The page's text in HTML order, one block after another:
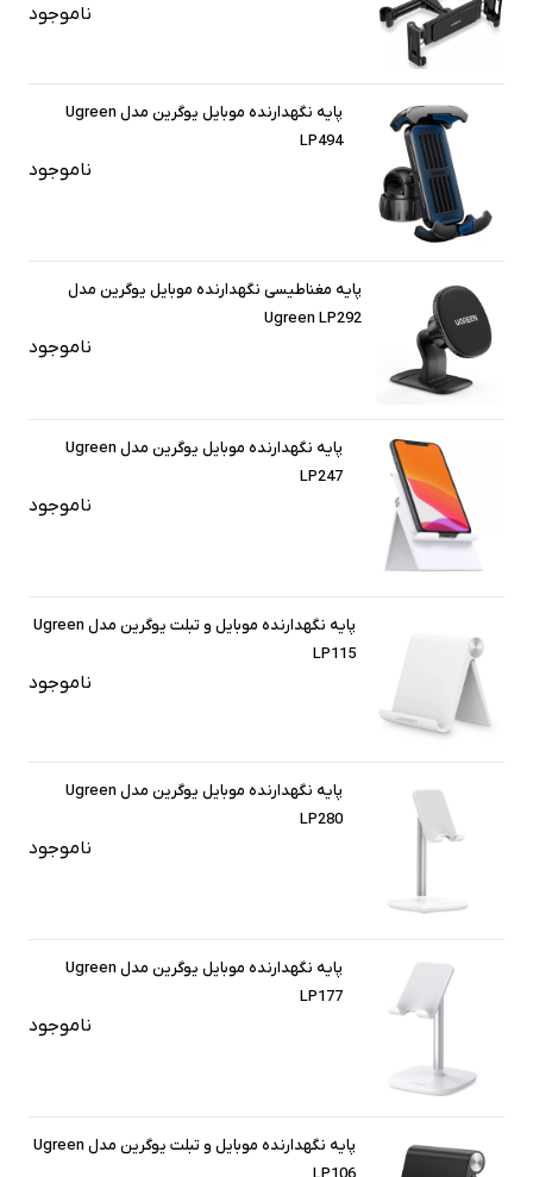
ناموجود
پایه نگهدارنده موبایل یوگرین مدل Ugreen
LP494
ناموجود
پایه مغناطیسی نگهدارنده موبایل یوگرین مدل
Ugreen LP292
ناموجود
پایه نگهدارنده موبایل یوگرین مدل Ugreen
LP247
ناموجود
پایه نگهدارنده موبایل و تبلت یوگرین مدل Ugreen
LP115
ناموجود
پایه نگهدارنده موبایل یوگرین مدل Ugreen
LP280
ناموجود
پایه نگهدارنده موبایل یوگرین مدل Ugreen
LP177
ناموجود
پایه نگهدارنده موبایل و تبلت یوگرین مدل Ugreen